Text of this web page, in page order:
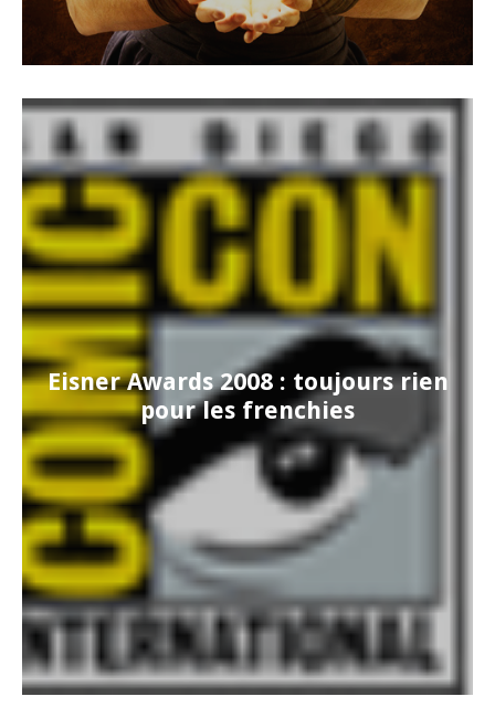
Eisner Awards 2008 : toujours rien
pour les frenchies